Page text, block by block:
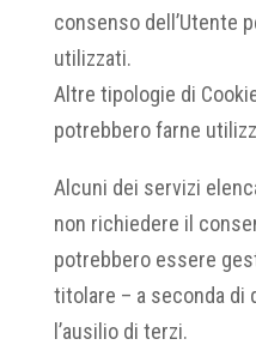
consenso dell’Utente
utilizzati.
Altre tipologie di
potrebbero farne
Alcuni dei servizi
non richiedere il
potrebbero essere
titolare – a seconda di
l’ausilio di terzi.